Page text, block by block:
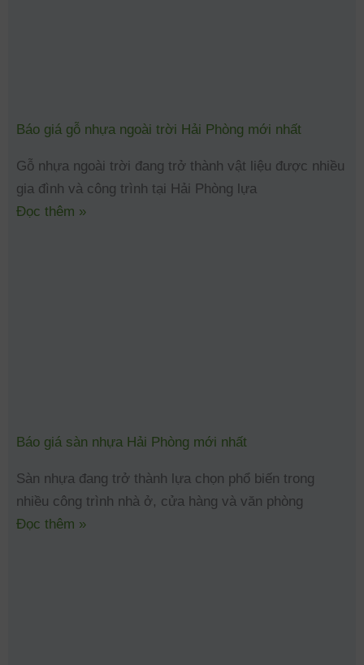
Báo giá gỗ nhựa ngoài trời Hải Phòng mới nhất
Gỗ nhựa ngoài trời đang trở thành vật liệu được nhiều
gia đình và công trình tại Hải Phòng lựa
Đọc thêm »
Báo giá sàn nhựa Hải Phòng mới nhất
Sàn nhựa đang trở thành lựa chọn phổ biến trong
nhiều công trình nhà ở, cửa hàng và văn phòng
Đọc thêm »